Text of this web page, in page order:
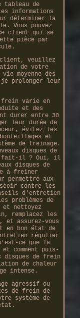
tableau de
informations
déterminer la
Vous pouvez
client qui se
pièce par
client, veuillez
de votre
moyenne des
je prolonger leur
frein varie en
et des
durer entre 30
leur durée de
évitez les
et
de freinage.
disques de
fait-il ? Oui, il
disques de
à freiner
permettre aux
contre les
d'entretien
problèmes de
et nettoyez
remplacez les
et assurez-vous
en bon état de
régulier
ce que la
comment puis-
disques de frein
de chaleur
intense.
agressif ou
de frein de
système de